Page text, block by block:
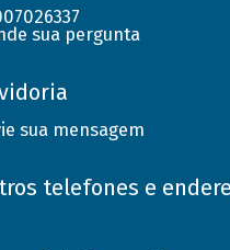
sua pergunta
sua mensagem
telefones e